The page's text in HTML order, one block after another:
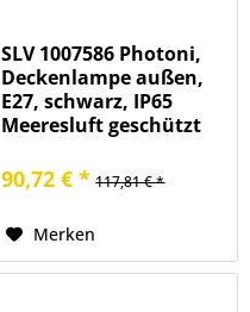
SLV 1007586 Photoni,
Deckenlampe außen,
E27, schwarz, IP65
Meeresluft geschützt
90,72 € * 117,81 € *
Merken